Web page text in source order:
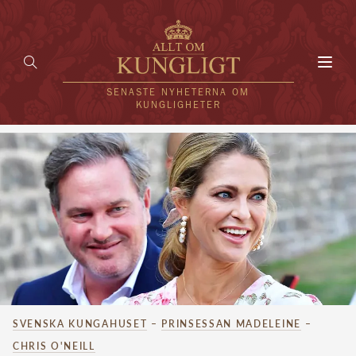
SENASTE NYHETERNA OM
KUNGLIGHETER
HEM
KUNGAFAMILJEN
UTLÄNDSKT
KÄNDISAR
VÄRLDENS KUNGAHUS
Svenska kungahuset
SVENSKA KUNGAHUSET – PRINSESSAN MADELEINE –
CHRIS O'NEILL